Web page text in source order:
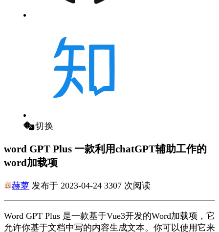
切换
word GPT Plus 一款利用chatGPT辅助工作的
word加载项
赫萝 发布于 2023-04-24 3307 次阅读
Word GPT Plus 是一款基于Vue3开发的Word加载项，它
允许你基于文档中写的内容生成文本。你可以使用它来